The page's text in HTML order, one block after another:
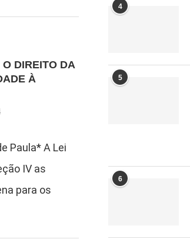
DIREITO DA
À
Paula* A Lei
IV as
para os
4
5
6